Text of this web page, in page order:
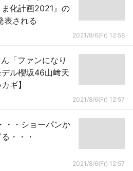
化計画2021』の
表される
2021/8/6(Fr) 12:58
「ファンになり
ル櫻坂46山﨑天
ギ】
2021/8/6(Fr) 12:57
・・ショーパンか
・・・
2021/8/6(Fr) 12:57